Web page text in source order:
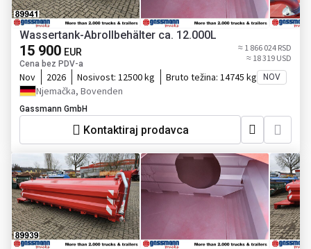
Wassertank-Abrollbehälter ca. 12.000L
15 900 EUR
Cena bez PDV-a
≈ 1 866 024 RSD
≈ 18 319 USD
Nov 2026 Nosivost: 12500 kg Bruto težina: 14745 kg NOV
Njemačka, Bovenden
Gassmann GmbH
Kontaktiraj prodavca